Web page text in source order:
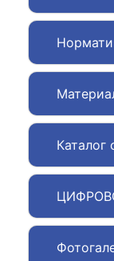
Каталог